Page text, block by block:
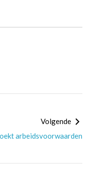
Volgende
arbeidsvoorwaarden